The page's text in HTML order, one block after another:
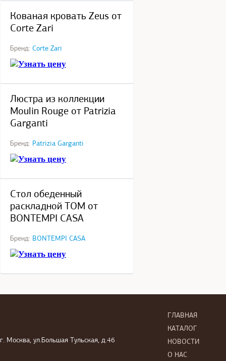
Кованая кровать Zeus от
Corte Zari
Бренд: Corte Zari
Узнать цену
Люстра из коллекции
Moulin Rouge от Patrizia
Garganti
Бренд: Patrizia Garganti
Узнать цену
Стол обеденный
раскладной TOM от
BONTEMPI CASA
Бренд: BONTEMPI CASA
Узнать цену
г. Москва, ул.Большая Тульская, д.46
ГЛАВНАЯ
КАТАЛОГ
НОВОСТИ
О НАС